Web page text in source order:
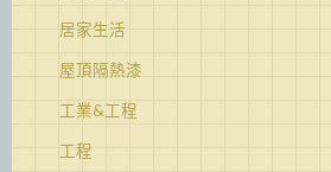
居家生活
屋頂隔熱漆
工業&工程
工程